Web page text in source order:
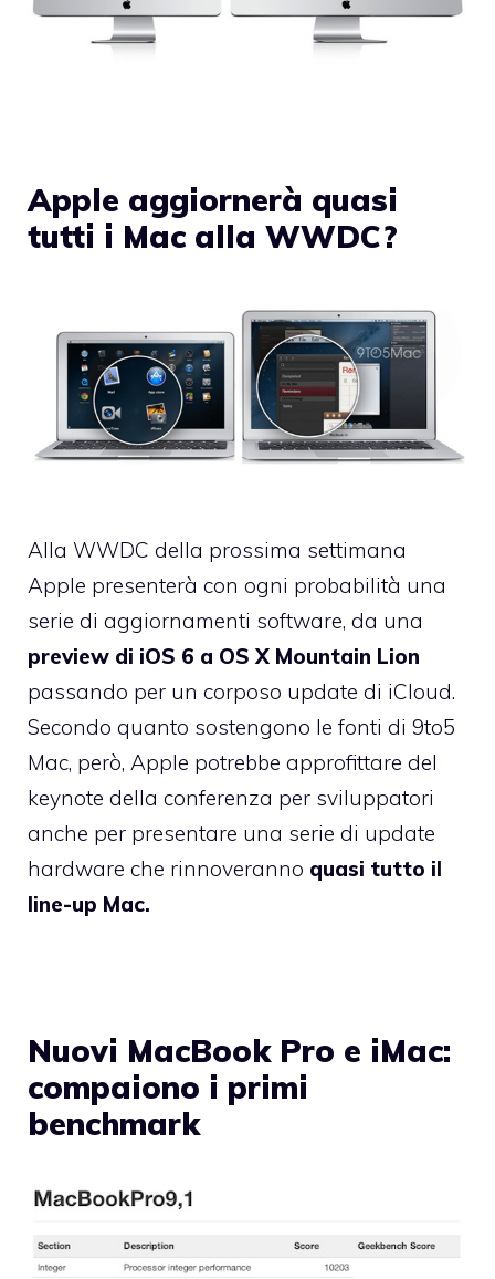
Apple aggiornerà quasi
tutti i Mac alla WWDC?
Alla WWDC della prossima settimana
Apple presenterà con ogni probabilità una
serie di aggiornamenti software, da una
preview di iOS 6 a OS X Mountain Lion
passando per un corposo update di iCloud.
Secondo quanto sostengono le fonti di 9to5
Mac, però, Apple potrebbe approfittare del
keynote della conferenza per sviluppatori
anche per presentare una serie di update
hardware che rinnoveranno quasi tutto il
line-up Mac.
Nuovi MacBook Pro e iMac:
compaiono i primi
benchmark